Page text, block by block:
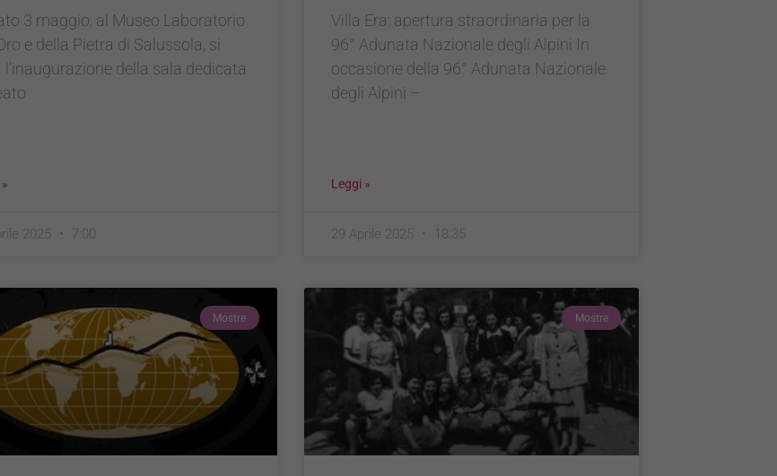
3 maggio, al Museo Laboratorio
e della Pietra di Salussola, si
l’inaugurazione della sala dedicata
2025 7:00
Villa Era: apertura straordinaria per la
96° Adunata Nazionale degli Alpini In
occasione della 96° Adunata Nazionale
degli Alpini –
Leggi »
29 Aprile 2025 18:35
Mostre Mostre